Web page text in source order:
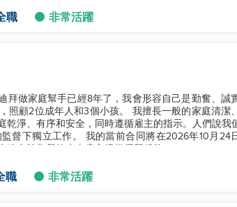
職 非常活躍
拜做家庭幫手已經8年了，我會形容自己是勤奮、誠
3個小孩。 我擅長一般的家庭清潔、洗
乾淨、有序和安全，同時遵循雇主的指示。人們說我
同將在2026年10月24日結
職 非常活躍